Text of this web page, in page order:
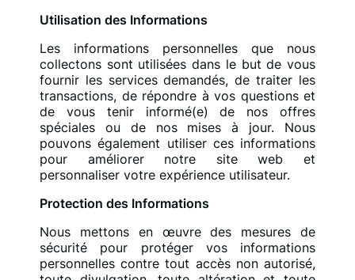
Utilisation des Informations
Les informations personnelles que nous
collectons sont utilisées dans le but de vous
fournir les services demandés, de traiter les
transactions, de répondre à vos questions et
de vous tenir informé(e) de nos offres
spéciales ou de nos mises à jour. Nous
pouvons également utiliser ces informations
pour améliorer notre site web et
personnaliser votre expérience utilisateur.
Protection des Informations
Nous mettons en œuvre des mesures de
sécurité pour protéger vos informations
personnelles contre tout accès non autorisé,